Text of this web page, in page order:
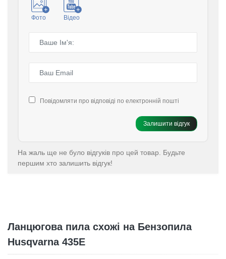
Фото Відео
Повідомляти про відповіді по електронній пошті
Залишити відгук
На жаль ще не було відгуків про цей товар. Будьте
першим хто залишить відгук!
Ланцюгова пила схожі на Бензопила
Husqvarna 435Е